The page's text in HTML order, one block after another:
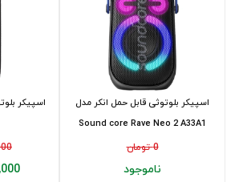
اسپیکر
اسپیکر بلوتوثی قابل حمل انکر مدل
Sound core Rave Neo 2 A33A1
0 تومان
ناموجود